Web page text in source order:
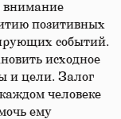
внимание
позитивных
событий.
исходное
и цели. Залог
человеке
ему